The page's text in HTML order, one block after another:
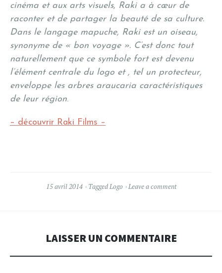
cinéma et aux arts visuels, Raki a à cœur de
raconter et de partager la beauté de sa culture.
Dans le langage mapuche, Raki est un oiseau,
synonyme de « bon voyage ». C’est donc tout
naturellement que ce symbole fort est devenu
l’élément centrale du logo et , tel un protecteur,
enveloppe les arbres araucaria caractéristiques
de leur région.
– découvrir Raki Films –
15 avril 2014 TaggedLogo Leave a comment
LAISSER UN COMMENTAIRE